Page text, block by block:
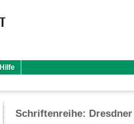
Hilfe
Schriftenreihe: